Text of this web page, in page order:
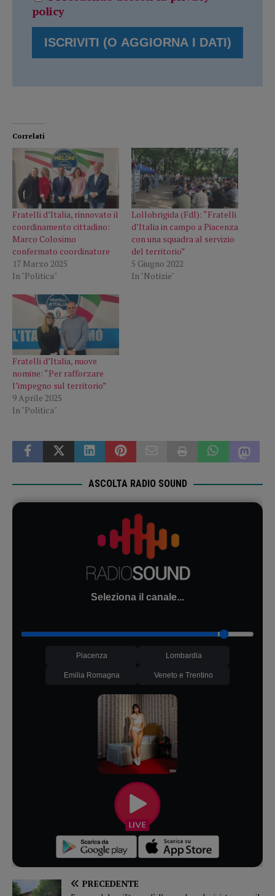
policy
Correlati
Fratelli d’Italia, rinnovato il
coordinamento cittadino:
Marco Colosimo
confermato coordinatore
17 Marzo 2025
In "Politica"
Lollobrigida (FdI): “Fratelli
d’Italia in campo a Piacenza
con una squadra al servizio
del territorio”
5 Giugno 2022
In "Notizie"
Fratelli d’Italia, nuove
nomine: “Per rafforzare
l’impegno sul territorio”
9 Aprile 2025
In "Politica"
ASCOLTA RADIO SOUND
Seleziona il canale...
Piacenza Lombardia
Emilia Romagna Veneto e Trentino
PRECEDENTE